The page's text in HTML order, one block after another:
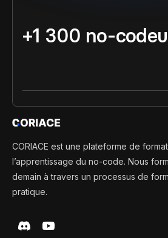
+1 300 no-
CORIACE est une plateforme de
l’apprentissage du no-code. Nous
demain à travers un processus de
pratique.